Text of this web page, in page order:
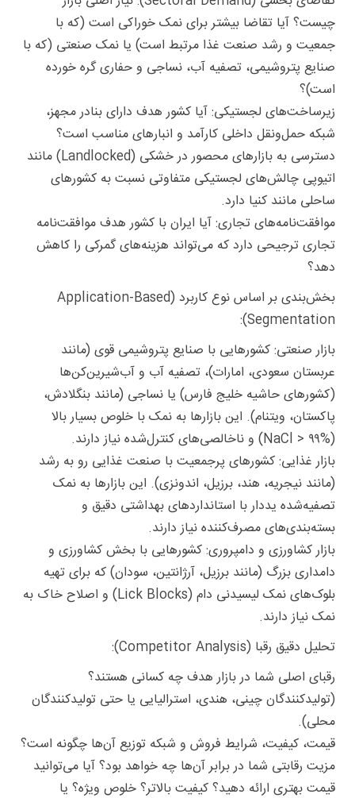
چیست؟ آیا تقاضا بیشتر برای نمک خوراکی است (که با
جمعیت و رشد صنعت غذا مرتبط است) یا نمک صنعتی (که با
صنایع پتروشیمی، تصفیه آب، نساجی و حفاری گره خورده
است)؟
زیرساخت‌های لجستیکی: آیا کشور هدف دارای بنادر مجهز،
شبکه حمل‌ونقل داخلی کارآمد و انبارهای مناسب است؟
دسترسی به بازارهای محصور در خشکی (Landlocked) مانند
اتیوپی چالش‌های لجستیکی متفاوتی نسبت به کشورهای
ساحلی مانند کنیا دارد.
موافقت‌نامه‌های تجاری: آیا ایران با کشور هدف موافقت‌نامه
تجاری ترجیحی دارد که می‌تواند هزینه‌های گمرکی را کاهش
دهد؟
بخش‌بندی بر اساس نوع کاربرد (Application-Based
Segmentation):
بازار صنعتی: کشورهایی با صنایع پتروشیمی قوی (مانند
عربستان سعودی، امارات)، تصفیه آب و آب‌شیرین‌کن‌ها
(کشورهای حاشیه خلیج فارس) یا نساجی (مانند بنگلادش،
پاکستان، ویتنام). این بازارها به نمک با خلوص بسیار بالا
(NaCl > ۹۹%) و ناخالصی‌های کنترل‌شده نیاز دارند.
بازار غذایی: کشورهای پرجمعیت با صنعت غذایی رو به رشد
(مانند نیجریه، هند، برزیل، اندونزی). این بازارها به نمک
تصفیه‌شده یددار با استانداردهای بهداشتی دقیق و
بسته‌بندی‌های مصرف‌کننده نیاز دارند.
بازار کشاورزی و دامپروری: کشورهایی با بخش کشاورزی و
دامداری بزرگ (مانند برزیل، آرژانتین، سودان) که برای تهیه
بلوک‌های نمک لیسیدنی دام (Lick Blocks) و اصلاح خاک به
نمک نیاز دارند.
تحلیل دقیق رقبا (Competitor Analysis):
رقبای اصلی شما در بازار هدف چه کسانی هستند؟
(تولیدکنندگان چینی، هندی، استرالیایی یا حتی تولیدکنندگان
محلی).
قیمت، کیفیت، شرایط فروش و شبکه توزیع آن‌ها چگونه است؟
مزیت رقابتی شما در برابر آن‌ها چه خواهد بود؟ آیا می‌توانید
قیمت بهتری ارائه دهید؟ کیفیت بالاتر؟ خلوص ویژه؟ یا